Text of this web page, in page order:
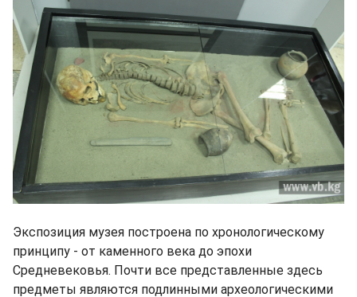
Экспозиция музея построена по хронологическому
принципу - от каменного века до эпохи
Средневековья. Почти все представленные здесь
предметы являются подлинными археологическими